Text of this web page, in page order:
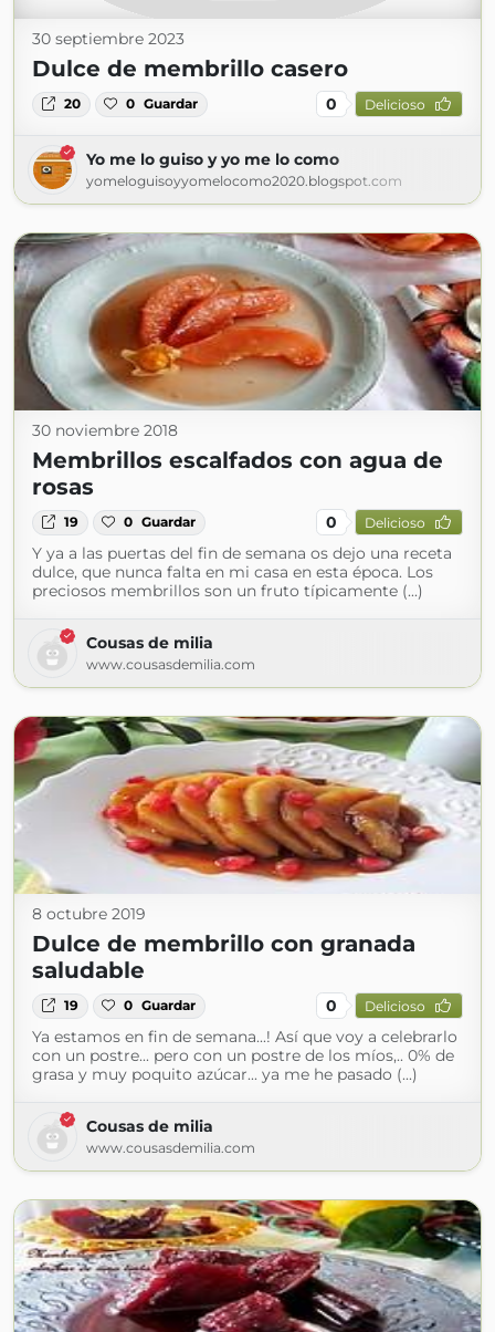
30 septiembre 2023
Dulce de membrillo casero
20 0 Guardar 0 Delicioso
Yo me lo guiso y yo me lo como
yomeloguisoyyomelocomo2020.blogspot.com
30 noviembre 2018
Membrillos escalfados con agua de
rosas
19 0 Guardar 0 Delicioso
Y ya a las puertas del fin de semana os dejo una receta
dulce, que nunca falta en mi casa en esta época. Los
preciosos membrillos son un fruto típicamente (...)
Cousas de milia
www.cousasdemilia.com
8 octubre 2019
Dulce de membrillo con granada
saludable
19 0 Guardar 0 Delicioso
Ya estamos en fin de semana...! Así que voy a celebrarlo
con un postre... pero con un postre de los míos,.. 0% de
grasa y muy poquito azúcar... ya me he pasado (...)
Cousas de milia
www.cousasdemilia.com